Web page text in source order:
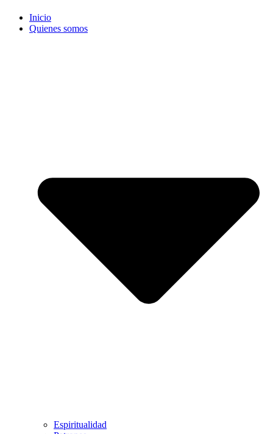
Inicio
Quienes somos
Espiritualidad